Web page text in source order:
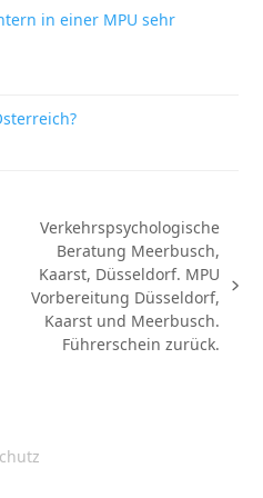
in einer MPU sehr
Nächster
Beitrag:
Verkehrspsychologische
Beratung Meerbusch,
Kaarst, Düsseldorf. MPU
Vorbereitung Düsseldorf,
Kaarst und Meerbusch.
Führerschein zurück.